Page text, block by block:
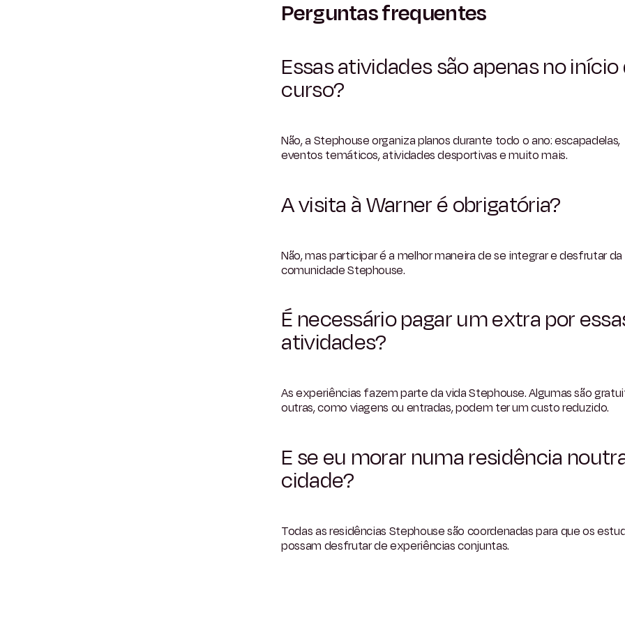
Perguntas frequentes
Essas atividades são apenas no início
curso?
Não, a Stephouse organiza planos durante todo o ano: escapadelas,
eventos temáticos, atividades desportivas e muito mais.
A visita à Warner é obrigatória?
Não, mas participar é a melhor maneira de se integrar e desfrutar da
comunidade Stephouse.
É necessário pagar um extra por
atividades?
As experiências fazem parte da vida Stephouse. Algumas são
outras, como viagens ou entradas, podem ter um custo reduzido.
E se eu morar numa residência
cidade?
Todas as residências Stephouse são coordenadas para que os
possam desfrutar de experiências conjuntas.